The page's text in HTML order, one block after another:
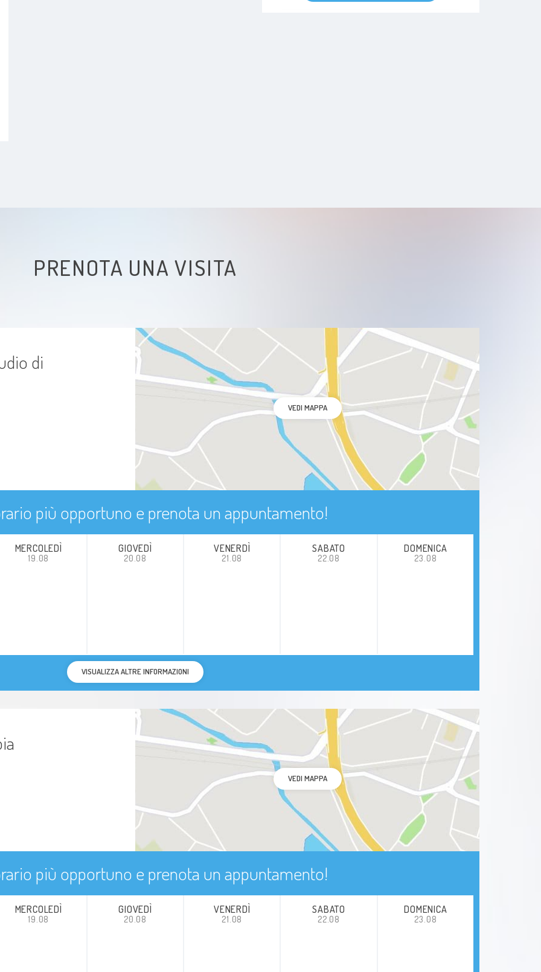
PRENOTA UNA VISITA
di
VEDI MAPPA
più opportuno e prenota un appuntamento!
MERCOLEDÌ
19.08
GIOVEDÌ
20.08
VENERDÌ
21.08
SABATO
22.08
DOMENICA
23.08
VISUALIZZA ALTRE INFORMAZIONI
VEDI MAPPA
più opportuno e prenota un appuntamento!
MERCOLEDÌ
19.08
GIOVEDÌ
20.08
VENERDÌ
21.08
SABATO
22.08
DOMENICA
23.08